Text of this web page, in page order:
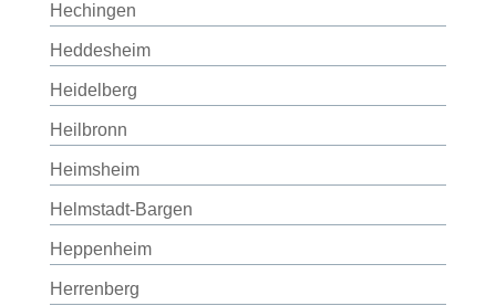
Hechingen
Heddesheim
Heidelberg
Heilbronn
Heimsheim
Helmstadt-Bargen
Heppenheim
Herrenberg